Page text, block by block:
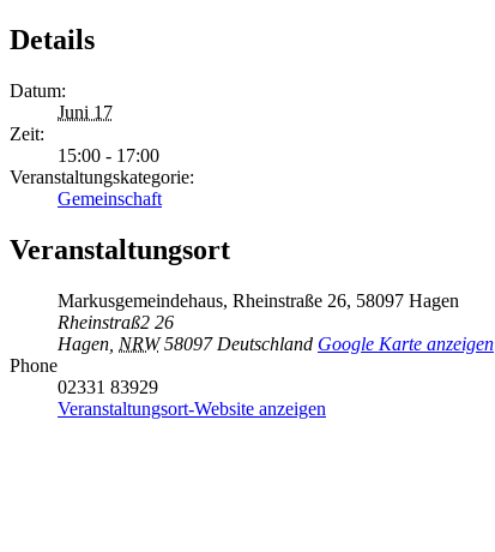
Details
Datum:
Juni 17
Zeit:
15:00 - 17:00
Veranstaltungskategorie:
Gemeinschaft
Veranstaltungsort
Markusgemeindehaus, Rheinstraße 26, 58097 Hagen
Rheinstraß2 26
Hagen NRW 58097 Deutschland Google Karte anzeigen
Phone
02331 83929
Veranstaltungsort-Website anzeigen